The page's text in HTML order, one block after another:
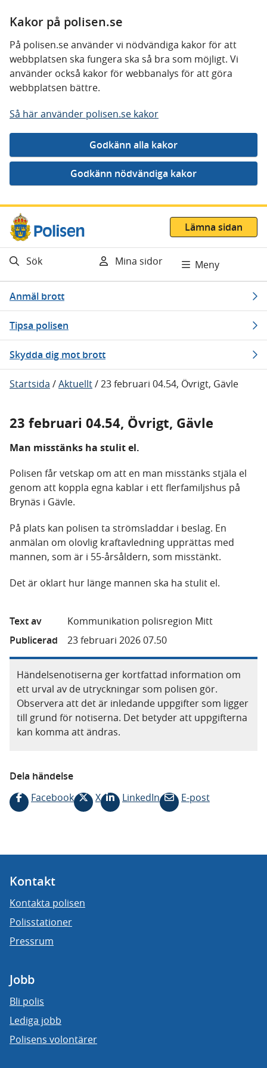
Kakor på polisen.se
På polisen.se använder vi nödvändiga kakor för att
webbplatsen ska fungera ska så bra som möjligt. Vi
använder också kakor för webbanalys för att göra
webbplatsen bättre.
Så här använder polisen.se kakor
Gå direkt till innehåll
Lämna sidan
Sök Mina sidor Meny
Anmäl brott
Tipsa polisen
Skydda dig mot brott
Startsida /Aktuellt/23 februari 04.54, Övrigt, Gävle
23 februari 04.54, Övrigt, Gävle
Man misstänks ha stulit el.
Polisen får vetskap om att en man misstänks stjäla el
genom att koppla egna kablar i ett flerfamiljshus på
Brynäs i Gävle.
På plats kan polisen ta strömsladdar i beslag. En
anmälan om olovlig kraftavledning upprättas med
mannen, som är i 55-årsåldern, som misstänkt.
Det är oklart hur länge mannen ska ha stulit el.
Text av
Kommunikation polisregion Mitt
Publicerad
23 februari 2026 07.50
Händelsenotiserna ger kortfattad information om
ett urval av de utryckningar som polisen gör.
Observera att det är inledande uppgifter som ligger
till grund för notiserna. Det betyder att uppgifterna
kan komma att ändras.
Dela händelse
Facebook
X LinkedIn E-post
Kontakt
Kontakta polisen
Polisstationer
Pressrum
Jobb
Bli polis
Lediga jobb
Polisens volontärer